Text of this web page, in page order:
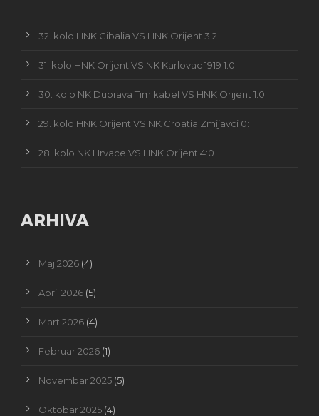
32. kolo HNK Cibalia VS HNK Orijent 3:2
31. kolo HNK Orijent VS NK Karlovac 1919 1:0
30. kolo NK Dubrava Tim kabel VS HNK Orijent 1:0
29. kolo HNK Orijent VS NK Croatia Zmijavci 0:1
28. kolo NK Hrvace VS HNK Orijent 4:0
ARHIVA
Maj 2026 (4)
April 2026 (5)
Mart 2026 (4)
Februar 2026 (1)
Novembar 2025 (5)
Oktobar 2025 (4)